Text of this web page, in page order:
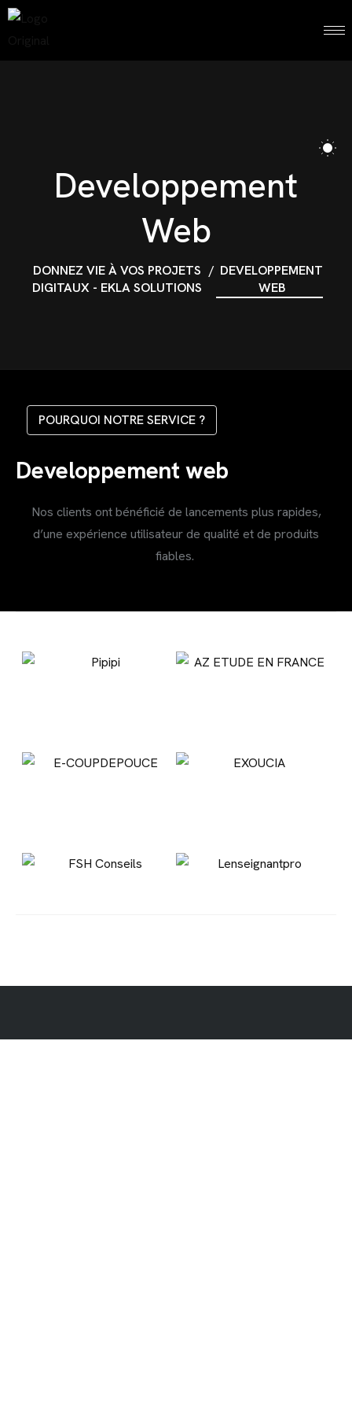
Developpement
Web
DONNEZ VIE À VOS PROJETS
DIGITAUX - EKLA SOLUTIONS
DEVELOPPEMENT
WEB
POURQUOI NOTRE SERVICE ?
Developpement web
Nos clients ont bénéficié de lancements plus rapides,
d’une expérience utilisateur de qualité et de produits
fiables.